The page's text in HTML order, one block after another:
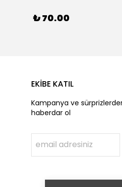
₺ 70.00
EKİBE KATIL
Kampanya ve
haberdar ol